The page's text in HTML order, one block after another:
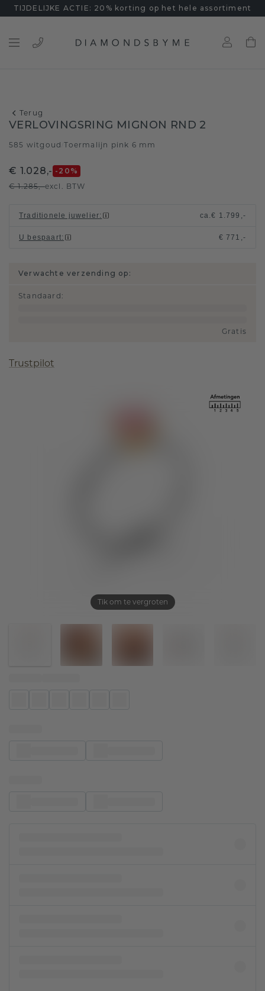
TIJDELIJKE ACTIE: 20% korting op het hele assortiment
Terug
Tik om te vergroten
VERLOVINGSRING MIGNON RND 2
585 witgoud Toermalijn pink 6 mm
€ 1.028,- -20 %
€ 1.285,-excl. BTW
Traditionele juwelier: ca.€ 1.799,-
U bespaart: € 771,-
Verwachte verzending op:
Standaard :
Gratis
Trustpilot